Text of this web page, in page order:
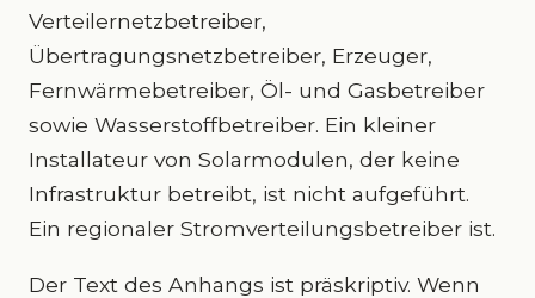
Verteilernetzbetreiber,
Übertragungsnetzbetreiber, Erzeuger,
Fernwärmebetreiber, Öl- und Gasbetreiber
sowie Wasserstoffbetreiber. Ein kleiner
Installateur von Solarmodulen, der keine
Infrastruktur betreibt, ist nicht aufgeführt.
Ein regionaler Stromverteilungsbetreiber ist.
Der Text des Anhangs ist präskriptiv. Wenn